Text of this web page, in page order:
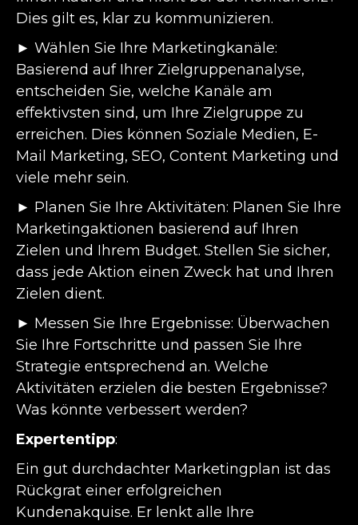
Dies gilt es, klar zu kommunizieren.
► Wählen Sie Ihre Marketingkanäle:
Basierend auf Ihrer Zielgruppenanalyse,
entscheiden Sie, welche Kanäle am
effektivsten sind, um Ihre Zielgruppe zu
erreichen. Dies können Soziale Medien, E-
Mail Marketing, SEO, Content Marketing und
viele mehr sein.
► Planen Sie Ihre Aktivitäten: Planen Sie Ihre
Marketingaktionen basierend auf Ihren
Zielen und Ihrem Budget. Stellen Sie sicher,
dass jede Aktion einen Zweck hat und Ihren
Zielen dient.
► Messen Sie Ihre Ergebnisse: Überwachen
Sie Ihre Fortschritte und passen Sie Ihre
Strategie entsprechend an. Welche
Aktivitäten erzielen die besten Ergebnisse?
Was könnte verbessert werden?
Expertentipp:
Ein gut durchdachter Marketingplan ist das
Rückgrat einer erfolgreichen
Kundenakquise. Er lenkt alle Ihre